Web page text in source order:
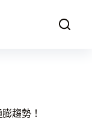
趨勢！